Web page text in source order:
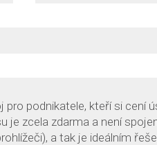
podnikatele, kteří si cení
je zcela zdarma a není
a tak je ideálním